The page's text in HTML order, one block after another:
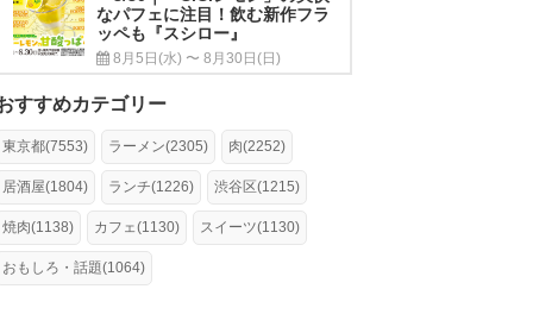
なパフェに注目！飲む新作フラ
ッペも『スシロー』
8月5日(水) 〜 8月30日(日)
すすめカテゴリー
東京都(7553) ラーメン(2305) 肉(2252)
居酒屋(1804) ランチ(1226) 渋谷区(1215)
焼肉(1138) カフェ(1130) スイーツ(1130)
おもしろ・話題(1064)